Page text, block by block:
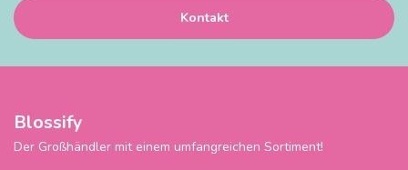
Kontakt
Blossify
Der Großhändler mit einem umfangreichen Sortiment!